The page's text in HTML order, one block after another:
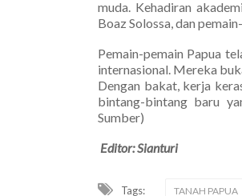
muda. Kehadiran
Boaz Solossa, dan
Pemain-pemain Papua
internasional. Mereka
Dengan bakat, kerja
bintang-bintang baru
Sumber)
Editor: Sianturi
Tags: TANAH PAPUA